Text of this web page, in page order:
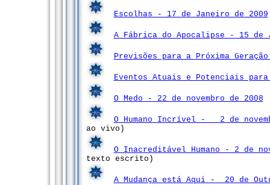
Escolhas - 17 de Janeiro de 2009
A Fábrica do Apocalipse - 15 de
Previsões para a Próxima
Eventos Atuais e Potenciais para
O Medo - 22 de novembro de 2008
O Humano Incrível - 2 de
ao vivo)
O Inacreditável Humano - 2 de
texto escrito)
A Mudança está Aqui - 20 de